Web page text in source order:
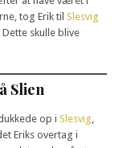
tog Erik til Slesvig
skulle blive
Slien
op i Slesvig
Eriks overtag i